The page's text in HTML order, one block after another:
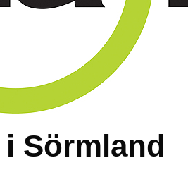
Sörmland